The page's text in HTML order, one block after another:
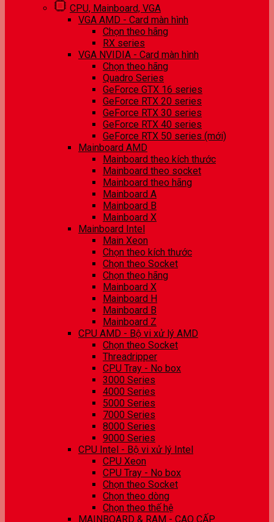
CPU, Mainboard, VGA
VGA AMD - Card màn hình
Chọn theo hãng
RX series
VGA NVIDIA - Card màn hình
Chọn theo hãng
Quadro Series
GeForce GTX 16 series
GeForce RTX 20 series
GeForce RTX 30 series
GeForce RTX 40 series
GeForce RTX 50 series (mới)
Mainboard AMD
Mainboard theo kích thước
Mainboard theo socket
Mainboard theo hãng
Mainboard A
Mainboard B
Mainboard X
Mainboard Intel
Main Xeon
Chọn theo kích thước
Chọn theo Socket
Chọn theo hãng
Mainboard X
Mainboard H
Mainboard B
Mainboard Z
CPU AMD - Bộ vi xử lý AMD
Chọn theo Socket
Threadripper
CPU Tray - No box
3000 Series
4000 Series
5000 Series
7000 Series
8000 Series
9000 Series
CPU Intel - Bộ vi xử lý Intel
CPU Xeon
CPU Tray - No box
Chọn theo Socket
Chọn theo dòng
Chọn theo thế hệ
MAINBOARD & RAM - CAO CẤP